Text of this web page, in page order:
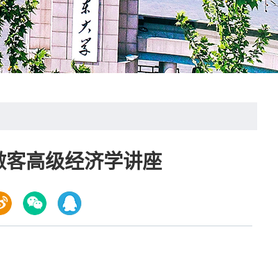
高级经济学讲座